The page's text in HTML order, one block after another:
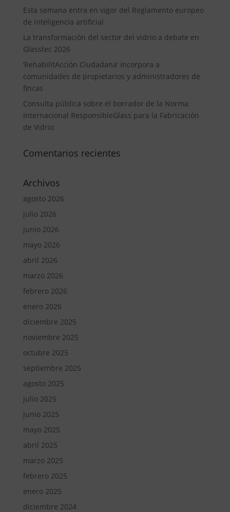
Esta semana entra en vigor del Reglamento europeo
de inteligencia artificial
La transformación del sector del vidrio a debate en
Glasstec 2026
‘RehabilitAcción Ciudadana’ incorpora a
comunidades de propietarios y administradores de
fincas
Consulta pública sobre el borrador de la Norma
Internacional ResponsibleGlass para la Fabricación
de Vidrio
Comentarios recientes
Archivos
agosto 2026
julio 2026
junio 2026
mayo 2026
abril 2026
marzo 2026
febrero 2026
enero 2026
diciembre 2025
noviembre 2025
octubre 2025
septiembre 2025
agosto 2025
julio 2025
junio 2025
mayo 2025
abril 2025
marzo 2025
febrero 2025
enero 2025
diciembre 2024